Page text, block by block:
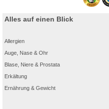
Alles auf einen Blick
Allergien
Auge, Nase & Ohr
Blase, Niere & Prostata
Erkältung
Ernährung & Gewicht